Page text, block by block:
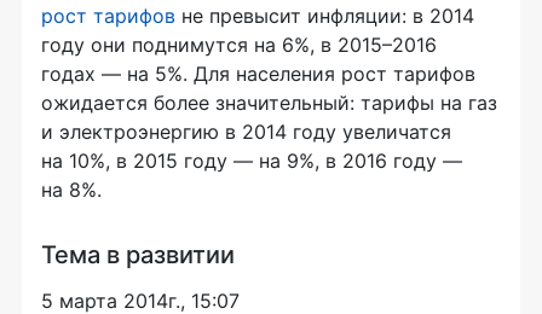
рост тарифов не превысит инфляции: в 2014
году они поднимутся на 6%, в 2015–2016
годах — на 5%. Для населения рост тарифов
ожидается более значительный: тарифы на газ
и электроэнергию в 2014 году увеличатся
на 10%, в 2015 году — на 9%, в 2016 году —
на 8%.
Тема в развитии
5 марта 2014г., 15:07